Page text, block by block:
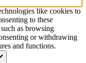
like cookies to
to these
as browsing
or withdrawing
and functions.